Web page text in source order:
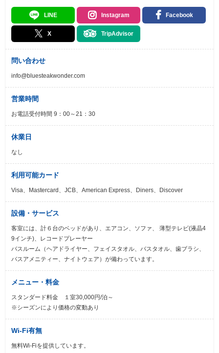
LINE Instagram Facebook
X TripAdvisor
問い合わせ
info@bluesteakwonder.com
営業時間
お電話受付時間 9：00～21：30
休業日
なし
利用可能カード
Visa、Mastercard、JCB、American Express、Diners、Discover
設備・サービス
客室には、計６台のベッドがあり、エアコン、ソファ、 薄型テレビ(液晶4
9インチ)、レコードプレーヤー
バスルーム（ヘアドライヤー、フェイスタオル、バスタオル、歯ブラシ、
バスアメニティー、ナイトウェア）が備わっています。
メニュー・料金
スタンダード料金 １室30,000円/泊～
※シーズンにより価格の変動あり
Wi-Fi有無
無料Wi-Fiを提供しています。